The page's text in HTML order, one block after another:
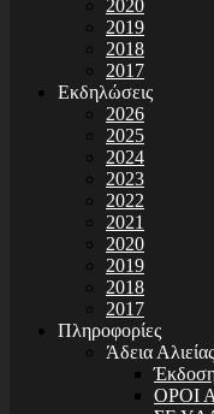
2020
2019
2018
2017
Εκδηλώσεις
2026
2025
2024
2023
2022
2021
2020
2019
2018
2017
Πληροφορίες
Άδεια Αλιείας
ΟΡΟΙ